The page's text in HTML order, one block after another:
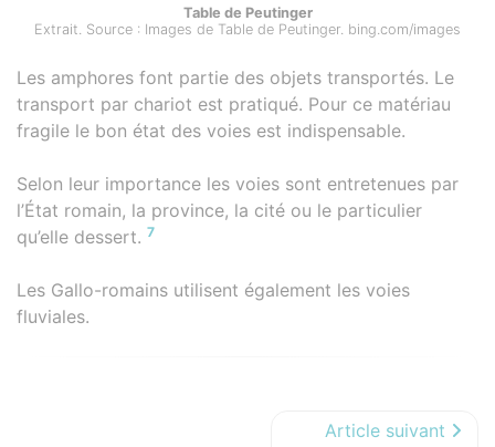
Table de Peutinger
Extrait. Source : Images de Table de Peutinger. bing.com/images
Les amphores font partie des objets transportés. Le
transport par chariot est pratiqué. Pour ce matériau
fragile le bon état des voies est indispensable.
Selon leur importance les voies sont entretenues par
l’État romain, la province, la cité ou le particulier
qu’elle dessert. 7
Les Gallo-romains utilisent également les voies
fluviales.
Article suivant